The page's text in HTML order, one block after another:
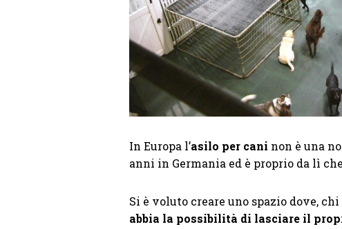
In Europa l’asilo per cani non è una
anni in Germania ed è proprio da lì
Si è voluto creare uno spazio dove,
abbia la possibilità di lasciare il